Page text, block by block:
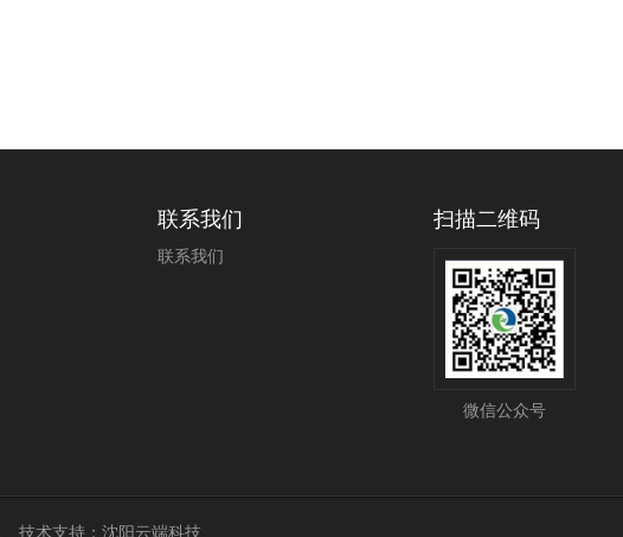
联系我们
联系我们
扫描二维码
微信公众号
技术支持：沈阳云端科技